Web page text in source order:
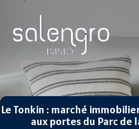
Le Tonkin : marché
aux portes du Parc de